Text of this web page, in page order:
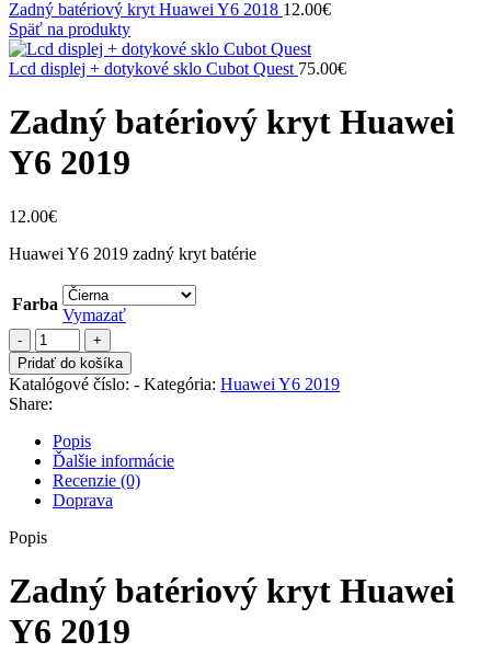
Zadný batériový kryt Huawei Y6 2018 12.00€
Späť na produkty
Lcd displej + dotykové sklo Cubot Quest 75.00€
Zadný batériový kryt Huawei
Y6 2019
12.00€
Huawei Y6 2019 zadný kryt batérie
Farba
Vymazať
množstvo
Zadný
batériový
kryt
Huawei
Y6
2019
Pridať do košíka
Katalógové číslo: - Kategória: Huawei Y6 2019
Share:
Popis
Ďalšie informácie
Recenzie (0)
Doprava
Popis
Zadný batériový kryt Huawei
Y6 2019